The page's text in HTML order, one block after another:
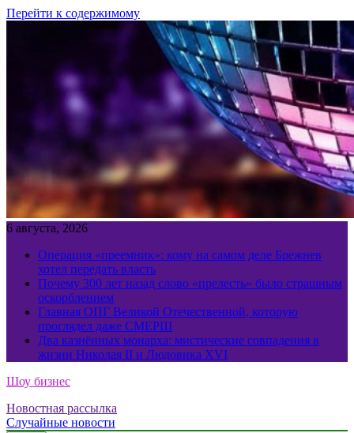
Перейти к содержимому
6 августа, 2026
Операция «преемник»: кому на самом деле Брежнев
хотел передать власть
Почему 300 лет назад слово «прелесть» было страшным
оскорблением
Главная ОПГ Великой Отечественной, которую
проглядел даже СМЕРШ
Два казнённых монарха: мистические совпадения в
жизни Николая II и Людовика XVI
Шоу бизнес
Новостная рассылка
Случайные новости